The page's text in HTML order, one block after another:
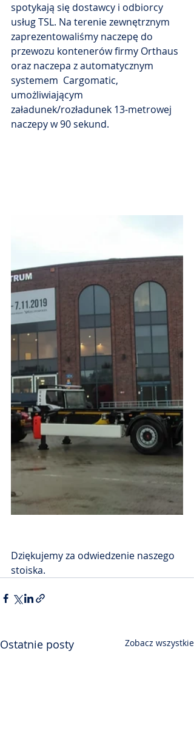
spotykają się dostawcy i odbiorcy
usług TSL. Na terenie zewnętrznym
zaprezentowaliśmy naczepę do
przewozu kontenerów firmy Orthaus
oraz naczepa z automatycznym
systemem  Cargomatic,
umożliwiającym
załadunek/rozładunek 13-metrowej
naczepy w 90 sekund.
Dziękujemy za odwiedzenie naszego
stoiska.
Ostatnie posty Zobacz wszystkie